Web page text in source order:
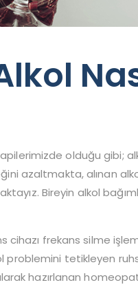
olduğu gibi;
azaltmakta, alınan
Bireyin alkol
frekans silme
tetikleyen
hazırlanan